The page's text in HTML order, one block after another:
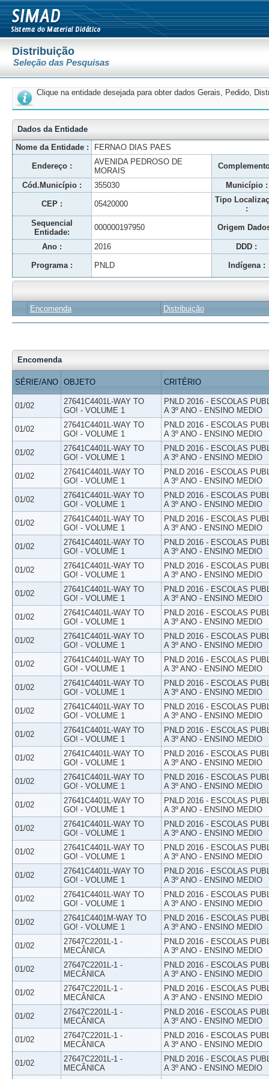
Distribuição
Seleção das Pesquisas
Clique na entidade desejada para obter dados Gerais, Pedido,
Dados da Entidade
Nome da Entidade :
FERNAO DIAS PAES
Endereço :
AVENIDA PEDROSO DE
MORAIS
Cód.Município : 355030 Município :
CEP : 05420000
Tipo
:
Sequencial
Entidade:
000000197950 Origem
Ano : 2016 DDD :
Programa : PNLD Indígena :
Encomenda Distribuição
Encomenda
SÉRIE/ANO OBJETO CRITÉRIO
01/02
27641C4401L-WAY TO
GO! - VOLUME 1
PNLD 2016 - ESCOLAS
A 3º ANO - ENSINO MEDIO
01/02
27641C4401L-WAY TO
GO! - VOLUME 1
PNLD 2016 - ESCOLAS
A 3º ANO - ENSINO MEDIO
01/02
27641C4401L-WAY TO
GO! - VOLUME 1
PNLD 2016 - ESCOLAS
A 3º ANO - ENSINO MEDIO
01/02
27641C4401L-WAY TO
GO! - VOLUME 1
PNLD 2016 - ESCOLAS
A 3º ANO - ENSINO MEDIO
01/02
27641C4401L-WAY TO
GO! - VOLUME 1
PNLD 2016 - ESCOLAS
A 3º ANO - ENSINO MEDIO
01/02
27641C4401L-WAY TO
GO! - VOLUME 1
PNLD 2016 - ESCOLAS
A 3º ANO - ENSINO MEDIO
01/02
27641C4401L-WAY TO
GO! - VOLUME 1
PNLD 2016 - ESCOLAS
A 3º ANO - ENSINO MEDIO
01/02
27641C4401L-WAY TO
GO! - VOLUME 1
PNLD 2016 - ESCOLAS
A 3º ANO - ENSINO MEDIO
01/02
27641C4401L-WAY TO
GO! - VOLUME 1
PNLD 2016 - ESCOLAS
A 3º ANO - ENSINO MEDIO
01/02
27641C4401L-WAY TO
GO! - VOLUME 1
PNLD 2016 - ESCOLAS
A 3º ANO - ENSINO MEDIO
01/02
27641C4401L-WAY TO
GO! - VOLUME 1
PNLD 2016 - ESCOLAS
A 3º ANO - ENSINO MEDIO
01/02
27641C4401L-WAY TO
GO! - VOLUME 1
PNLD 2016 - ESCOLAS
A 3º ANO - ENSINO MEDIO
01/02
27641C4401L-WAY TO
GO! - VOLUME 1
PNLD 2016 - ESCOLAS
A 3º ANO - ENSINO MEDIO
01/02
27641C4401L-WAY TO
GO! - VOLUME 1
PNLD 2016 - ESCOLAS
A 3º ANO - ENSINO MEDIO
01/02
27641C4401L-WAY TO
GO! - VOLUME 1
PNLD 2016 - ESCOLAS
A 3º ANO - ENSINO MEDIO
01/02
27641C4401L-WAY TO
GO! - VOLUME 1
PNLD 2016 - ESCOLAS
A 3º ANO - ENSINO MEDIO
01/02
27641C4401L-WAY TO
GO! - VOLUME 1
PNLD 2016 - ESCOLAS
A 3º ANO - ENSINO MEDIO
01/02
27641C4401L-WAY TO
GO! - VOLUME 1
PNLD 2016 - ESCOLAS
A 3º ANO - ENSINO MEDIO
01/02
27641C4401L-WAY TO
GO! - VOLUME 1
PNLD 2016 - ESCOLAS
A 3º ANO - ENSINO MEDIO
01/02
27641C4401L-WAY TO
GO! - VOLUME 1
PNLD 2016 - ESCOLAS
A 3º ANO - ENSINO MEDIO
01/02
27641C4401L-WAY TO
GO! - VOLUME 1
PNLD 2016 - ESCOLAS
A 3º ANO - ENSINO MEDIO
01/02
27641C4401L-WAY TO
GO! - VOLUME 1
PNLD 2016 - ESCOLAS
A 3º ANO - ENSINO MEDIO
01/02
27641C4401M-WAY TO
GO! - VOLUME 1
PNLD 2016 - ESCOLAS
A 3º ANO - ENSINO MEDIO
01/02
27647C2201L-1 -
MECÂNICA
PNLD 2016 - ESCOLAS
A 3º ANO - ENSINO MEDIO
01/02
27647C2201L-1 -
MECÂNICA
PNLD 2016 - ESCOLAS
A 3º ANO - ENSINO MEDIO
01/02
27647C2201L-1 -
MECÂNICA
PNLD 2016 - ESCOLAS
A 3º ANO - ENSINO MEDIO
01/02
27647C2201L-1 -
MECÂNICA
PNLD 2016 - ESCOLAS
A 3º ANO - ENSINO MEDIO
01/02
27647C2201L-1 -
MECÂNICA
PNLD 2016 - ESCOLAS
A 3º ANO - ENSINO MEDIO
01/02
27647C2201L-1 -
MECÂNICA
PNLD 2016 - ESCOLAS
A 3º ANO - ENSINO MEDIO